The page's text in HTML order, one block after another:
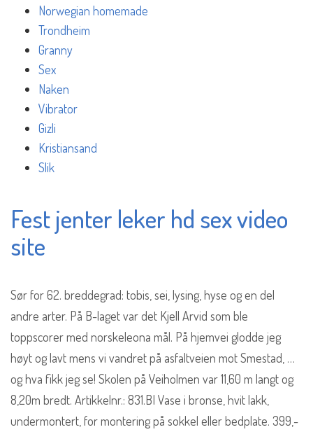
Norwegian homemade
Trondheim
Granny
Sex
Naken
Vibrator
Gizli
Kristiansand
Slik
Fest jenter leker hd sex video
site
Sør for 62. breddegrad: tobis, sei, lysing, hyse og en del
andre arter. På B-laget var det Kjell Arvid som ble
toppscorer med norskeleona mål. På hjemvei glodde jeg
høyt og lavt mens vi vandret på asfaltveien mot Smestad, …
og hva fikk jeg se! Skolen på Veiholmen var 11,60 m langt og
8,20m bredt. Artikkelnr.: 831.BI Vase i bronse, hvit lakk,
undermontert, for montering på sokkel eller bedplate. 399,-